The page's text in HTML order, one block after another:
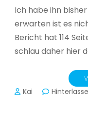
Ich habe ihn
erwarten ist es
Bericht hat 114
schlau daher hier
Kai